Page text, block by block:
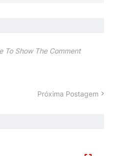
To Show The Comment
Próxima Postagem